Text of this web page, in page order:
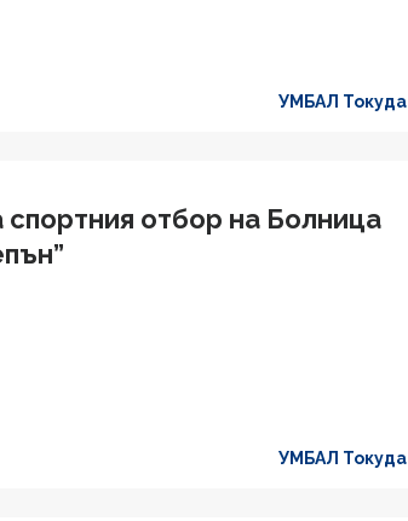
УМБАЛ Токуда
спортния отбор на Болница
УМБАЛ Токуда